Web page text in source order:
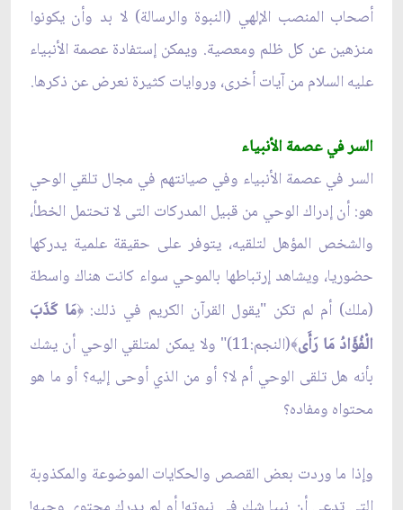
أصحاب المنصب الإلهي (النبوة والرسالة) لا بد وأن يكونوا
منزهين عن كل ظلم ومعصية. ويمكن إستفادة عصمة الأنبياء
عليه السلام من آيات أخرى، وروايات كثيرة نعرض عن ذكرها.
السر في عصمة الأنبياء
السر في عصمة الأنبياء وفي صيانتهم في مجال تلقي الوحي
هو: أن إدراك الوحي من قبيل المدركات التى لا تحتمل الخطأ،
والشخص المؤهل لتلقيه، يتوفر على حقيقة علمية يدركها
حضوريا، ويشاهد إرتباطها بالموحي سواء كانت هناك واسطة
(ملك) أم لم تكن "يقول القرآن الكريم في ذلك:﴿مَا كَذَبَ
الْفُؤَادُ مَا رَأَى﴾
(النجم:11)" ولا يمكن لمتلقي الوحي أن يشك
بأنه هل تلقى الوحي أم لا؟ أو من الذي أوحى إليه؟ أو ما هو
محتواه ومفاده؟
وإذا ما وردت بعض القصص والحكايات الموضوعة والمكذوبة